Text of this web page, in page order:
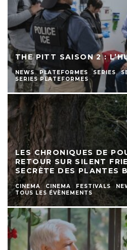
THE PITT SAISON 2 :
NEWS PLATEFORMES SERIES
SERIES PLATEFORMES
LES CHRONIQUES DE
RETOUR SUR SILENT
SECRÈTE DES PLANTES
CINEMA CINEMA FESTIVALS
TOUS LES ÉVÈNEMENTS